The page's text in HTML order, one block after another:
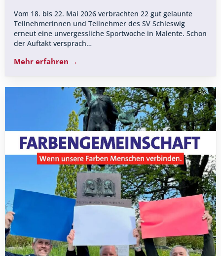
Vom 18. bis 22. Mai 2026 verbrachten 22 gut gelaunte
Teilnehmerinnen und Teilnehmer des SV Schleswig
erneut eine unvergessliche Sportwoche in Malente. Schon
der Auftakt versprach…
Mehr erfahren →